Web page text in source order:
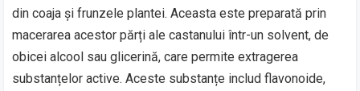
din coaja și frunzele plantei. Aceasta este preparată prin
macerarea acestor părți ale castanului într-un solvent, de
obicei alcool sau glicerină, care permite extragerea
substanțelor active. Aceste substanțe includ flavonoide,